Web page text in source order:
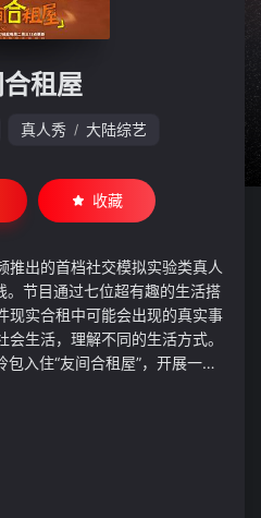
租屋
真人秀 / 大陆综艺
收藏
推出的首档社交模拟实验类真人
节目通过七位超有趣的生活搭
现实合租中可能会出现的真实事
生活，理解不同的生活方式。
入住“友间合租屋”，开展一年
断发生的荒诞怪谈。在鸡飞蛋
终极奥义。